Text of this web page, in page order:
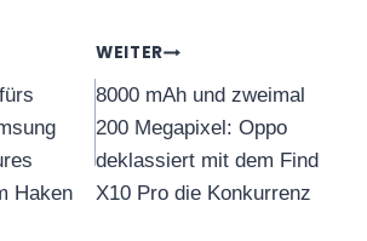
Haken
WEITER
8000 mAh und zweimal
200 Megapixel: Oppo
deklassiert mit dem Find
X10 Pro die Konkurrenz